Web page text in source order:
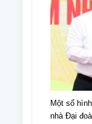
Một số
nhà Đại